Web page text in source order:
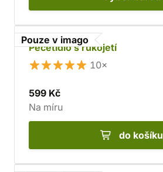
Pouze v imago
Pečetidlo s rukojetí
10×
599 Kč
Na míru
do košíku